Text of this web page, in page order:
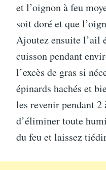
et l’oignon à feu
soit doré et que
Ajoutez ensuite l’ail
cuisson pendant
l’excès de gras si
épinards hachés et
les revenir pendant
d’éliminer toute
du feu et laissez